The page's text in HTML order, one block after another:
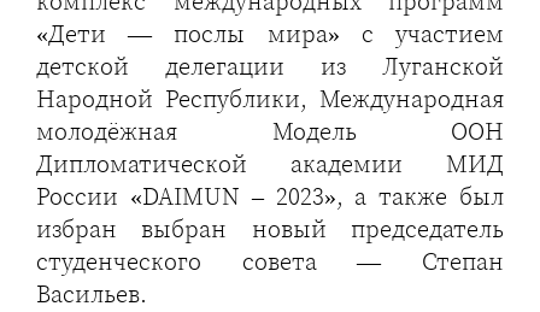
«Дети — послы мира» с участием
детской делегации из Луганской
Народной Республики, Международная
молодёжная Модель ООН
Дипломатической академии МИД
России «DAIMUN – 2023», а также был
избран выбран новый председатель
студенческого совета — Степан
Васильев.